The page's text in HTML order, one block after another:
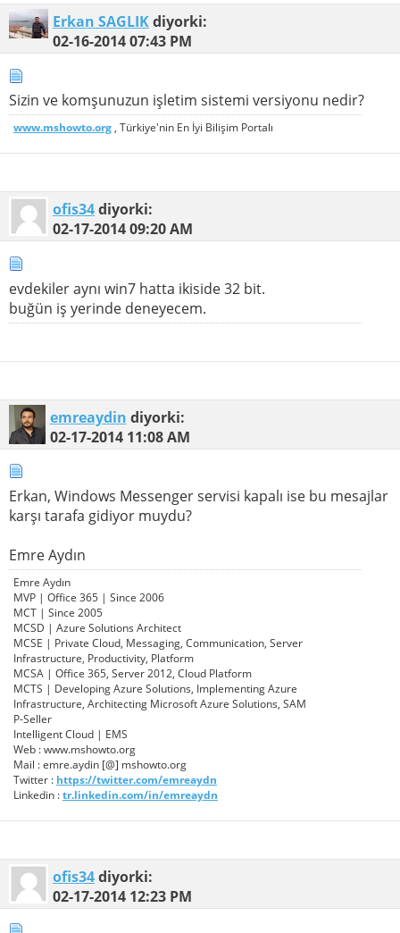
Erkan SAGLIKdiyorki:
02-16-201407:43 PM
Sizin ve komşunuzun işletim sistemi versiyonu nedir?
www.mshowto.org , Türkiye'nin En İyi Bilişim Portalı
ofis34diyorki:
02-17-201409:20 AM
evdekiler aynı win7 hatta ikiside 32 bit.
buğün iş yerinde deneyecem.
emreaydin diyorki:
02-17-2014 11:08 AM
Erkan, Windows Messenger servisi kapalı ise bu mesajlar
karşı tarafa gidiyor muydu?
Emre Aydın
Emre Aydın
MVP | Office 365 | Since 2006
MCT | Since 2005
MCSD | Azure Solutions Architect
MCSE | Private Cloud, Messaging, Communication, Server
Infrastructure, Productivity, Platform
MCSA | Office 365, Server 2012, Cloud Platform
MCTS | Developing Azure Solutions, Implementing Azure
Infrastructure, Architecting Microsoft Azure Solutions, SAM
P-Seller
Intelligent Cloud | EMS
Web : www.mshowto.org
Mail : emre.aydin [@] mshowto.org
Twitter : https://twitter.com/emreaydn
Linkedin :tr.linkedin.com/in/emreaydn
ofis34diyorki:
02-17-2014 12:23 PM